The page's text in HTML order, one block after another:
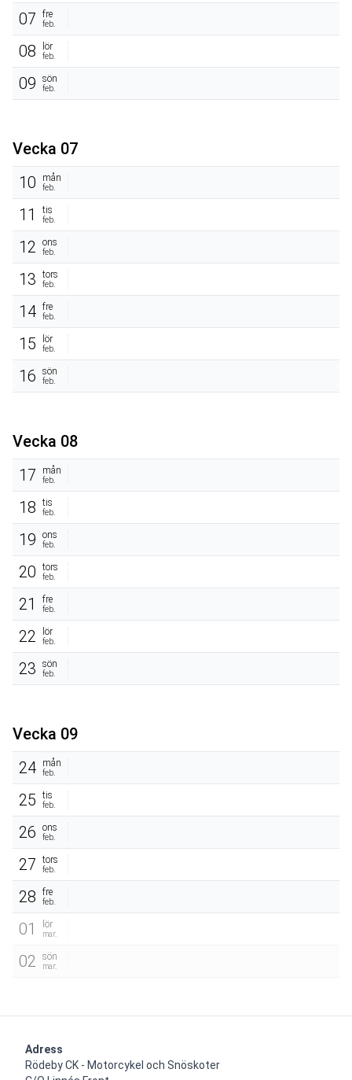
07 fre
feb.
08 lör
feb.
09 sön
feb.
Vecka 07
10
mån
feb.
11 tis
feb.
12 ons
feb.
13 tors
feb.
14 fre
feb.
15 lör
feb.
16 sön
feb.
Vecka 08
17
mån
feb.
18 tis
feb.
19 ons
feb.
20 tors
feb.
21 fre
feb.
22 lör
feb.
23 sön
feb.
Vecka 09
24
mån
feb.
25 tis
feb.
26 ons
feb.
27 tors
feb.
28 fre
feb.
01 lör
mar.
02 sön
mar.
Adress
Rödeby CK - Motorcykel och Snöskoter